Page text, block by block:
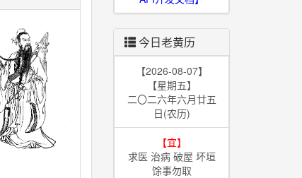
今日老黄历
【2026-08-07】
【星期五】
二〇二六年六月廿五
日(农历)
【宜】
求医 治病 破屋 坏垣
馀事勿取